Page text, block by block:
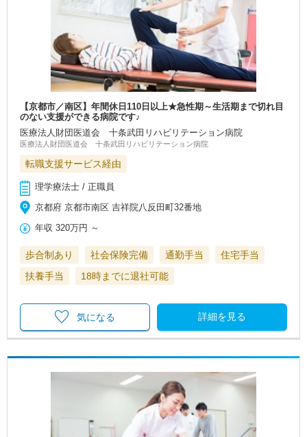
【京都市／南区】年間休日110日以上★急性期～生活期まで切れ目
のない支援ができる病院です♪
医療法人財団医道会 十条武田リハビリテーション病院
医療法人財団医道会 十条武田リハビリテーション病院
転職支援サービス経由
理学療法士 / 正職員
京都府 京都市南区 吉祥院八反田町32番地
年収 320万円 ～
歩合制あり 社会保険完備 通勤手当
住宅手当
扶養手当
18時までに退社可能
詳細を見る
気になる